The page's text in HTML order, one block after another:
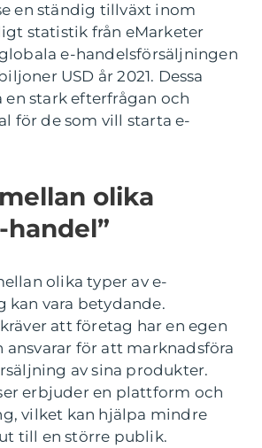
en ständig tillväxt inom
statistik från eMarketer
e-handelsförsäljningen
USD år 2021. Dessa
stark efterfrågan och
för de som vill starta e-
olika
handel”
olika typer av e-
kan vara betydande.
att företag har en egen
för att marknadsföra
av sina produkter.
erbjuder en plattform och
vilket kan hjälpa mindre
till en större publik.